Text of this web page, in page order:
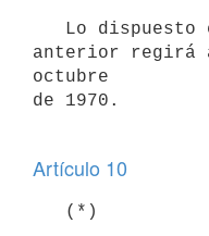
anterior regirá
octubre
de 1970.
Artículo 10